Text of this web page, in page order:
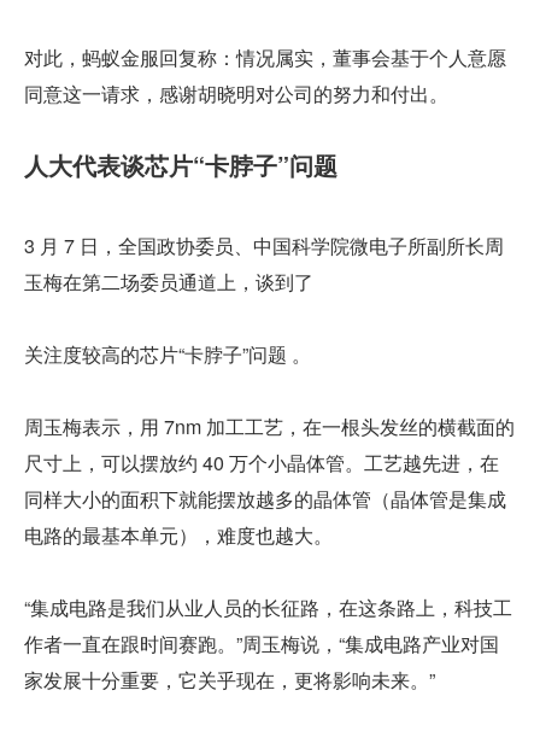
对此，蚂蚁金服回复称：情况属实，董事会基于个人意愿
同意这一请求，感谢胡晓明对公司的努力和付出。
人大代表谈芯片“卡脖子”问题
3 月 7 日，全国政协委员、中国科学院微电子所副所长周
玉梅在第二场委员通道上，谈到了
关注度较高的芯片“卡脖子”问题 。
周玉梅表示，用 7nm 加工工艺，在一根头发丝的横截面的
尺寸上，可以摆放约 40 万个小晶体管。工艺越先进，在
同样大小的面积下就能摆放越多的晶体管（晶体管是集成
电路的最基本单元），难度也越大。
“集成电路是我们从业人员的长征路，在这条路上，科技工
作者一直在跟时间赛跑。”周玉梅说，“集成电路产业对国
家发展十分重要，它关乎现在，更将影响未来。”